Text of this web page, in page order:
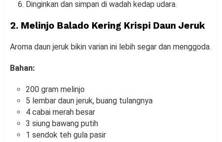
Dinginkan dan simpan di wadah kedap udara.
2. Melinjo Balado Kering Krispi Daun Jeruk
Aroma daun jeruk bikin varian ini lebih segar dan menggoda.
Bahan:
200 gram melinjo
5 lembar daun jeruk, buang tulangnya
4 cabai merah besar
3 siung bawang putih
1 sendok teh gula pasir